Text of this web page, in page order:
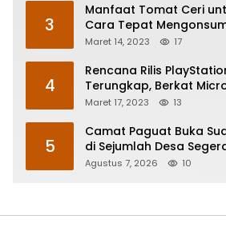
3
Manfaat Tomat Ceri
Cara Tepat
Maret 14, 2023 17
4
Rencana Rilis
Terungkap, Berkat
Maret 17, 2023 13
5
Camat Paguat Buka
di Sejumlah Desa
ke Polisi
Agustus 7, 2026 10